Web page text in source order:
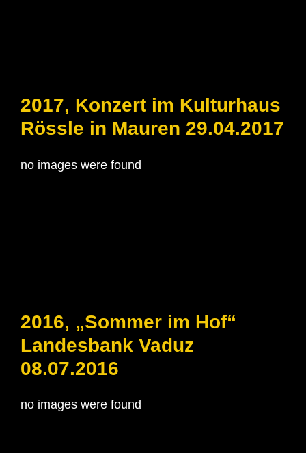
2017, Konzert im Kulturhaus
Rössle in Mauren 29.04.2017
no images were found
2016, „Sommer im Hof“
Landesbank Vaduz
08.07.2016
no images were found